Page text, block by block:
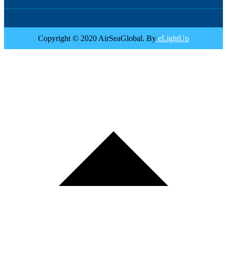
Copyright © 2020 AirSeaGlobal. By eLightUp